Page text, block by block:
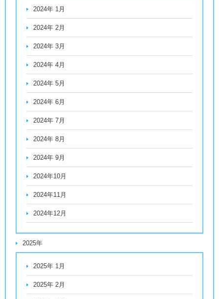
2024年 1月
2024年 2月
2024年 3月
2024年 4月
2024年 5月
2024年 6月
2024年 7月
2024年 8月
2024年 9月
2024年10月
2024年11月
2024年12月
2025年
2025年 1月
2025年 2月